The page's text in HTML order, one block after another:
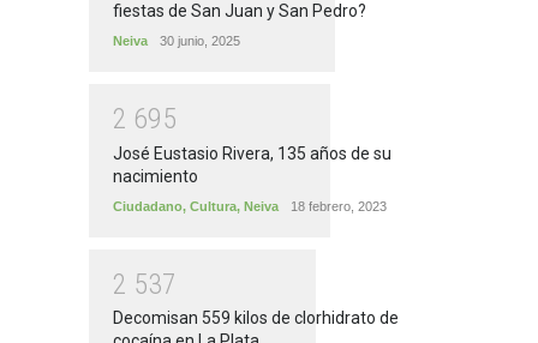
fiestas de San Juan y San Pedro?
Neiva 30 junio, 2025
2 695
José Eustasio Rivera, 135 años de su
nacimiento
Ciudadano, Cultura, Neiva 18 febrero, 2023
2 537
Decomisan 559 kilos de clorhidrato de